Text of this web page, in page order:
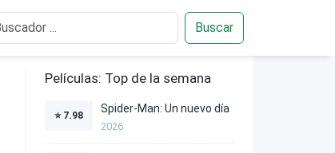
Buscar
Películas: Top de la semana
⭐ 7.98
Spider-Man: Un nuevo día
2026